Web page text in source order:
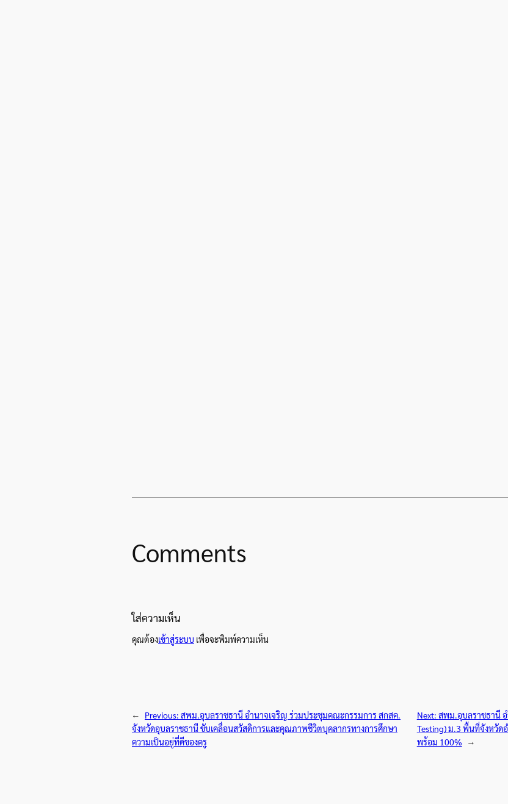
Comments
ใส่ความเห็น
คุณต้องเข้าสู่ระบบ เพื่อจะพิมพ์ความเห็น
← Previous: สพม.อุบลราชธานี อำนาจเจริญ ร่วมประชุมคณะกรรมการ สกสค.
จังหวัดอุบลราชธานี ขับเคลื่อนสวัสดิการและคุณภาพชีวิตบุคลากรทางการศึกษา
ความเป็นอยู่ที่ดีของครู
Next: สพม.อุบลราชธานี อ
Testing) ม.3 พื้นที่จังหวัด
พร้อม 100%
→